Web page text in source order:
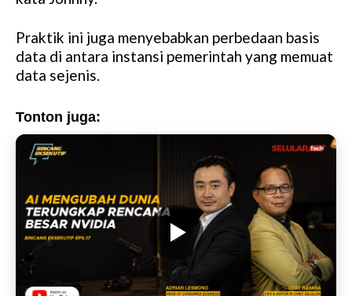
Praktik ini juga menyebabkan perbedaan basis
data di antara instansi pemerintah yang memuat
data sejenis.
Tonton juga: